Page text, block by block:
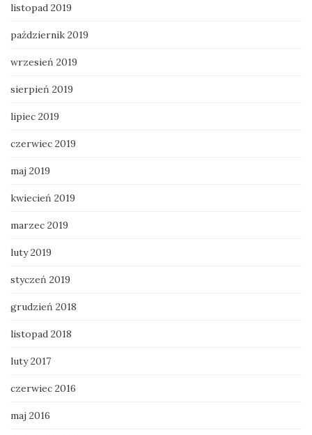
listopad 2019
październik 2019
wrzesień 2019
sierpień 2019
lipiec 2019
czerwiec 2019
maj 2019
kwiecień 2019
marzec 2019
luty 2019
styczeń 2019
grudzień 2018
listopad 2018
luty 2017
czerwiec 2016
maj 2016